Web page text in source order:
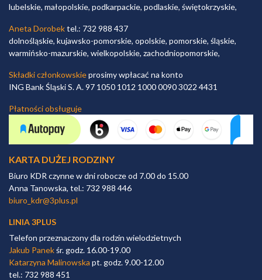
lubelskie, małopolskie, podkarpackie, podlaskie, świętokrzyskie,
Aneta Dorobektel.: 732 988 437
dolnośląskie, kujawsko-pomorskie, opolskie, pomorskie, śląskie,
warmińsko-mazurskie, wielkopolskie, zachodniopomorskie,
Składki członkowskieprosimy wpłacać na konto
ING Bank Śląski S. A. 97 1050 1012 1000 0090 3022 4431
Płatności obsługuje
KARTA DUŻEJ RODZINY
Biuro KDR czynne w dni robocze od 7.00 do 15.00
Anna Tanowska, tel.: 732 988 446
biuro_kdr@3plus.pl
LINIA 3PLUS
Telefon przeznaczony dla rodzin wielodzietnych
Jakub Panekśr. godz. 16.00-19.00
Katarzyna Malinowska pt. godz. 9.00-12.00
tel.: 732 988 451